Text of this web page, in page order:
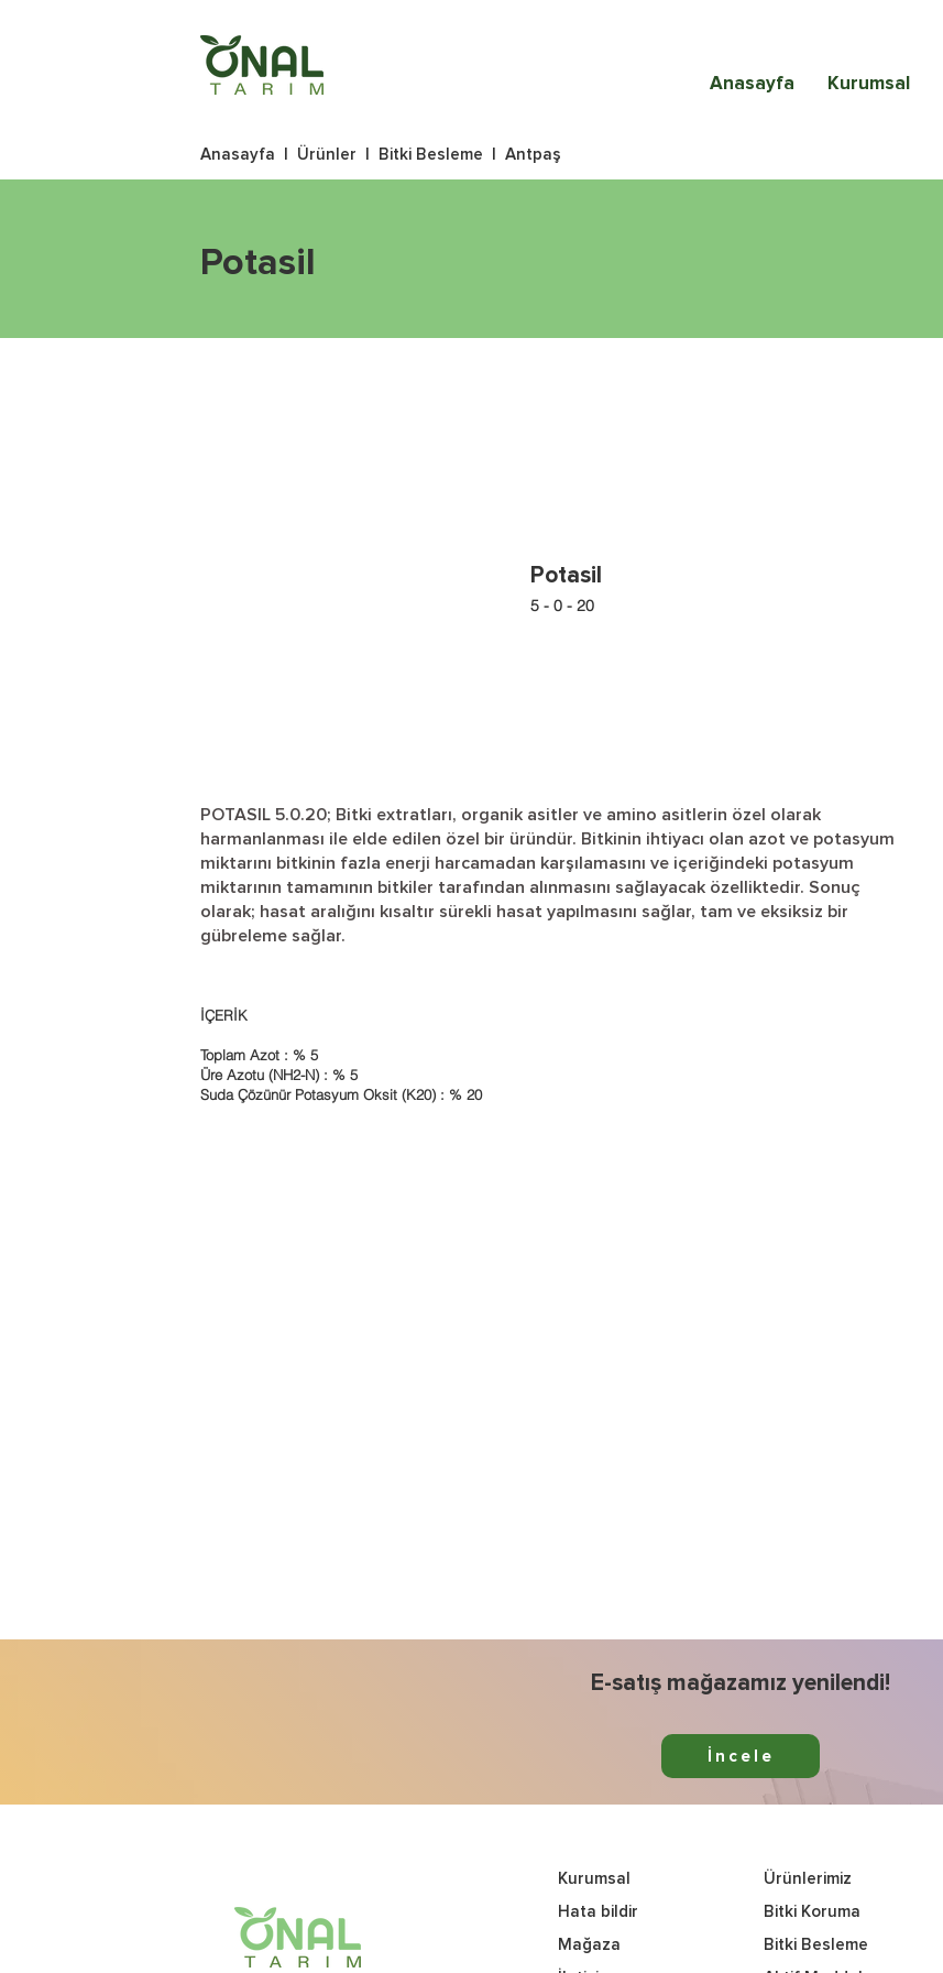
Anasayfa Kurumsal
Anasayfa Ürünler Bitki Besleme Antpaş
Potasil
Potasil
5 - 0 - 20
POTASIL 5.0.20; Bitki extratları, organik asitler ve amino asitlerin özel olarak
harmanlanması ile elde edilen özel bir üründür. Bitkinin ihtiyacı olan azot ve potasyum
miktarını bitkinin fazla enerji harcamadan karşılamasını ve içeriğindeki potasyum
miktarının tamamının bitkiler tarafından alınmasını sağlayacak özelliktedir. Sonuç
olarak; hasat aralığını kısaltır sürekli hasat yapılmasını sağlar, tam ve eksiksiz bir
gübreleme sağlar.
İÇERİK
Toplam Azot : % 5
Üre Azotu (NH2-N) : % 5
Suda Çözünür Potasyum Oksit (K20) : % 20
E-satış mağazamız yenilendi!
İncele
Kurumsal
Hata bildir
Mağaza
Ürünlerimiz
Bitki Koruma
Bitki Besleme